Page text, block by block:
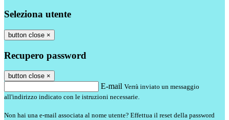
Seleziona utente
button close ×
Recupero password
button close ×
E-mail Verrà inviato un messaggio
all'indirizzo indicato con le istruzioni necessarie.
Non hai una e-mail associata al nome utente? Effettua il reset della password